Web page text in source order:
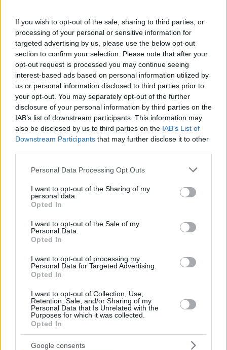
If you wish to opt-out of the sale, sharing to third parties, or
processing of your personal or sensitive information for
targeted advertising by us, please use the below opt-out
section to confirm your selection. Please note that after your
opt-out request is processed you may continue seeing
interest-based ads based on personal information utilized by
us or personal information disclosed to third parties prior to
your opt-out. You may separately opt-out of the further
disclosure of your personal information by third parties on the
IAB’s list of downstream participants. This information may
also be disclosed by us to third parties on the IAB’s List of
Downstream Participants that may further disclose it to other
Please note that this website/app uses one or more Google
not limited to your visit or usage behaviour. You may click to
grant or deny consent to Google and its third-party tags to
use your data for below specified purposes in below Google
consent section.
Personal Data Processing Opt Outs
I want to opt-out of the Sharing of my
personal data.
Opted In
I want to opt-out of the Sale of my
Personal Data.
Opted In
I want to opt-out of processing my
Personal Data for Targeted Advertising.
Opted In
I want to opt-out of Collection, Use,
Retention, Sale, and/or Sharing of my
Personal Data that Is Unrelated with the
Purposes for which it was collected.
Opted In
Google consents
ρίζωσε) σε ένα αθέατο οικόπεδο στην Ανάβυσσο
Από brunch μέχρι δείπνο δίπλα
στο κύμα: Γιατί στο Bolivar πας
(και) για το φαγητό του
Περιπέτεια, χαλάρωση ή δροσιά;
Βρήκαμε το ρόφημα που θα
πίνεις όλο το καλοκαίρι στα
Starbucks
Πλαζ Βάρκιζας: Ξεμπλοκάρει η
επένδυση των 15 εκατ. – Η νέα
εποχή για την ιστορική πλαζ της
Αθηναϊκής Ριβιέρας
Νόστος Μεζέ: Μια σύγχρονη
το κρέας μιλάει πρώτο
More to read